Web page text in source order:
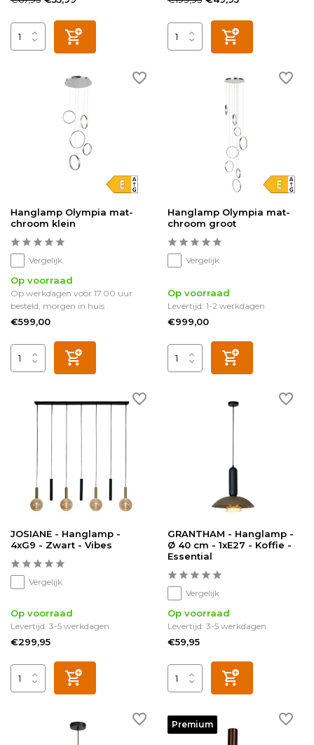
Hanglamp Olympia mat-
chroom klein
Vergelijk
Op voorraad
Op werkdagen voor 17.00 uur
besteld, morgen in huis
€599,00
Hanglamp Olympia mat-
chroom groot
Vergelijk
Op voorraad
Levertijd: 1-2 werkdagen
€999,00
JOSIANE - Hanglamp -
4xG9 - Zwart - Vibes
Vergelijk
Op voorraad
Levertijd: 3-5 werkdagen
€299,95
GRANTHAM - Hanglamp -
Ø 40 cm - 1xE27 - Koffie -
Essential
Vergelijk
Op voorraad
Levertijd: 3-5 werkdagen
€59,95
Premium